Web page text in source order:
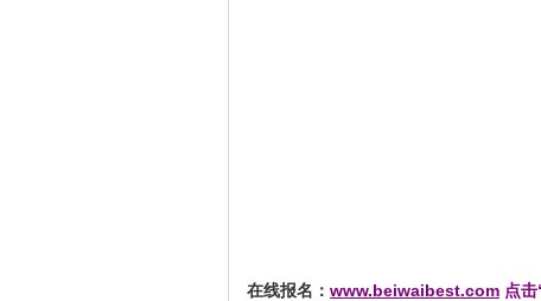
在线报名： www.beiwaibest.com 点